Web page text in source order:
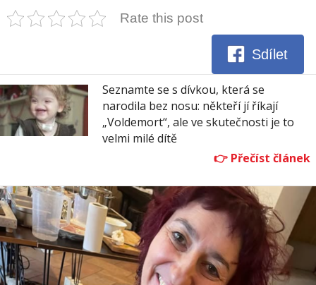
Rate this post
Sdílet
Seznamte se s dívkou, která se
narodila bez nosu: někteří jí říkají
„Voldemort“, ale ve skutečnosti je to
velmi milé dítě